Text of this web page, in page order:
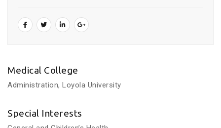
Medical College
Administration, Loyola University
Special Interests